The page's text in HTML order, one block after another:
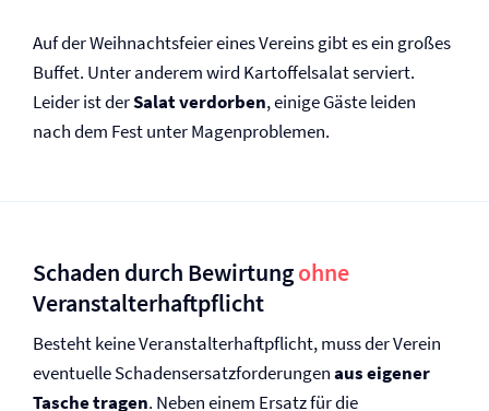
Auf der Weihnachtsfeier eines Vereins gibt es ein großes
Buffet. Unter anderem wird Kartoffelsalat serviert.
Leider ist derSalat verdorben, einige Gäste leiden
nach dem Fest unter Magenproblemen.
Schaden durch Bewirtungohne
Veranstalter­haftpflicht
Besteht keine Veranstalter­haftpflicht, muss der Verein
eventuelle Schadensersatzforderungenaus eigener
Tasche tragen. Neben einem Ersatz für die